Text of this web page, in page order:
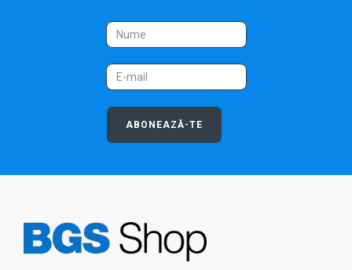
ABONEAZĂ-TE